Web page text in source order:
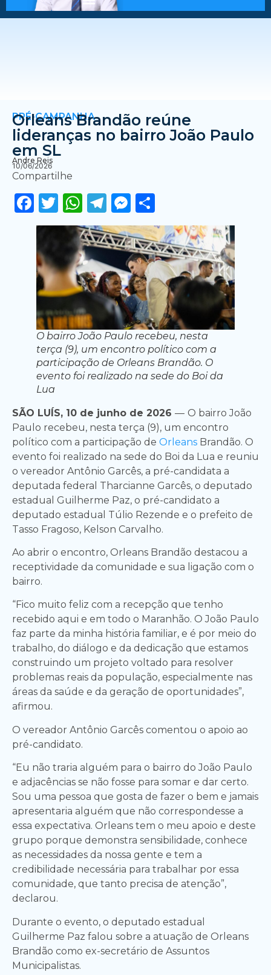
PRÉ-CAMPANHA
Orleans Brandão reúne
lideranças no bairro João Paulo
em SL
Andre Reis
10/06/2026
Compartilhe
Facebook
Twitter
WhatsApp
Telegram
Messenger
O bairro João Paulo recebeu, nesta
terça (9), um encontro político com a
participação de Orleans Brandão. O
evento foi realizado na sede do Boi da
Lua
SÃO LUÍS, 10 de junho de 2026 — O bairro João
Paulo recebeu, nesta terça (9), um encontro
político com a participação de Orleans Brandão. O
evento foi realizado na sede do Boi da Lua e reuniu
o vereador Antônio Garcês, a pré-candidata a
deputada federal Tharcianne Garcês, o deputado
estadual Guilherme Paz, o pré-candidato a
deputado estadual Túlio Rezende e o prefeito de
Tasso Fragoso, Kelson Carvalho.
Ao abrir o encontro, Orleans Brandão destacou a
receptividade da comunidade e sua ligação com o
bairro.
“Fico muito feliz com a recepção que tenho
recebido aqui e em todo o Maranhão. O João Paulo
faz parte da minha história familiar, e é por meio do
trabalho, do diálogo e da dedicação que estamos
construindo um projeto voltado para resolver
problemas reais da população, especialmente nas
áreas da saúde e da geração de oportunidades”,
afirmou.
O vereador Antônio Garcês comentou o apoio ao
pré-candidato.
“Eu não traria alguém para o bairro do João Paulo
e adjacências se não fosse para somar e dar certo.
Sou uma pessoa que gosta de fazer o bem e jamais
apresentaria alguém que não correspondesse a
essa expectativa. Orleans tem o meu apoio e deste
grupo porque demonstra sensibilidade, conhece
as necessidades da nossa gente e tem a
credibilidade necessária para trabalhar por essa
comunidade, que tanto precisa de atenção”,
declarou.
Durante o evento, o deputado estadual
Guilherme Paz falou sobre a atuação de Orleans
Brandão como ex-secretário de Assuntos
Municipalistas.